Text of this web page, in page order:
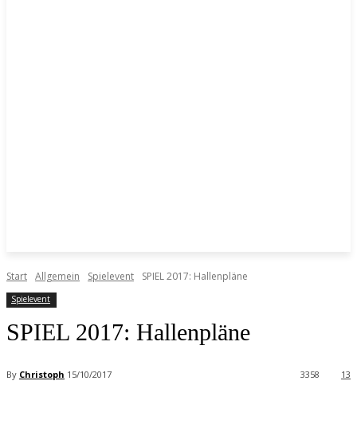
Start Allgemein Spielevent SPIEL 2017: Hallenpläne
Spielevent
SPIEL 2017: Hallenpläne
By Christoph 15/10/2017 13
3358